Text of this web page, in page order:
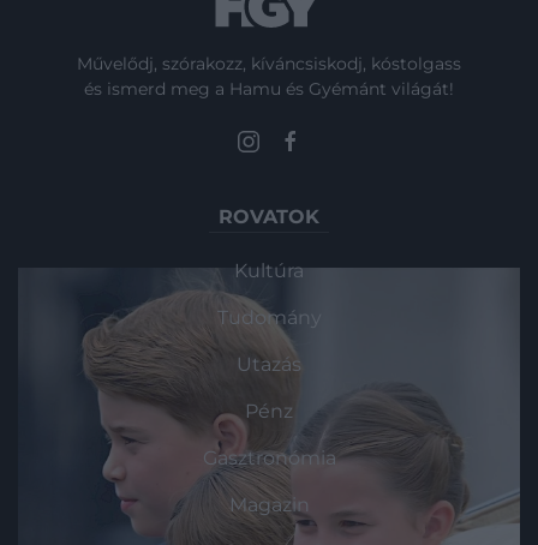
Művelődj, szórakozz, kíváncsiskodj, kóstolgass
és ismerd meg a Hamu és Gyémánt világát!
ROVATOK
Kultúra
Tudomány
Utazás
Pénz
Gasztronómia
Magazin